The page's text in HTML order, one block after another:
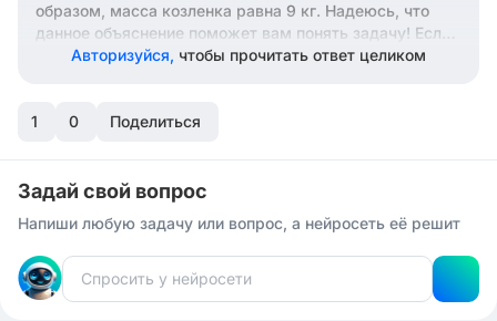
образом, масса козленка равна 9 кг. Надеюсь, что
данное объяснение поможет вам понять задачу! Если
у вас есть дополнительные вопросы, не стесняйтесь
Авторизуйся, чтобы прочитать ответ целиком
1 0 Поделиться
Задай свой вопрос
Напиши любую задачу или вопрос, а нейросеть её решит